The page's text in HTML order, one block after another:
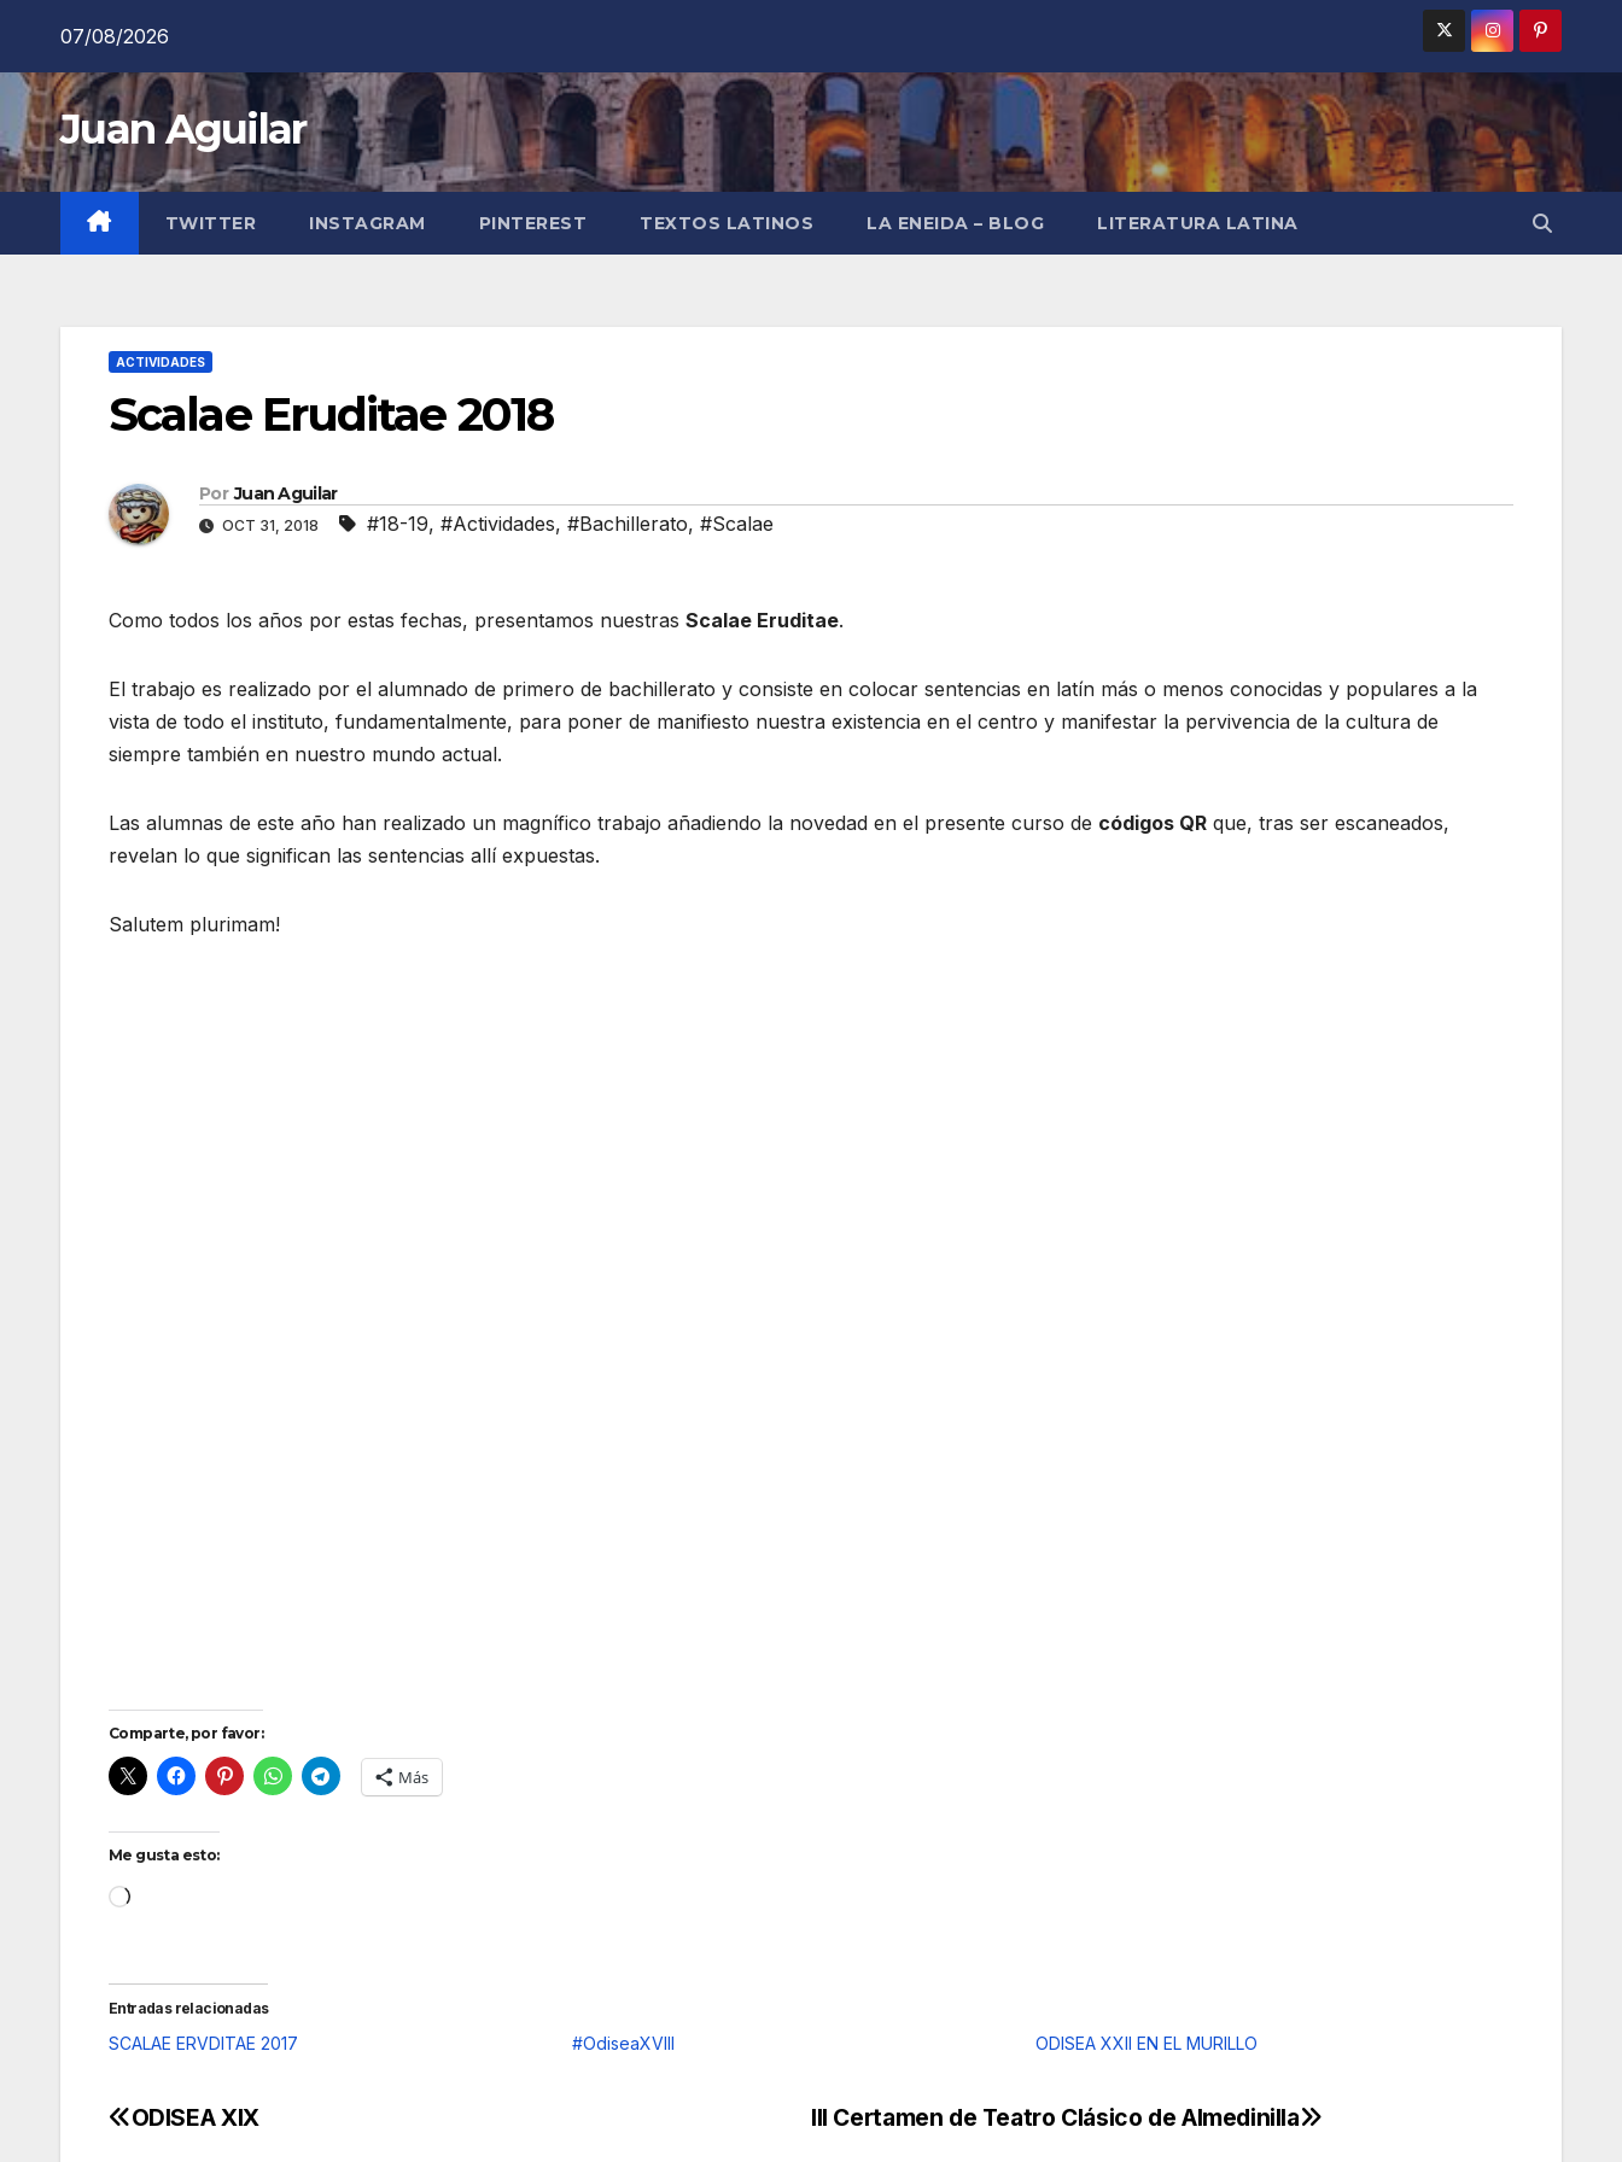
contenido
07/08/2026
Juan Aguilar
TWITTER INSTAGRAM PINTEREST TEXTOS LATINOS LA ENEIDA – BLOG LITERATURA LATINA
ACTIVIDADES
Scalae Eruditae 2018
Por Juan Aguilar
OCT 31, 2018 #18-19, #Actividades, #Bachillerato, #Scalae
Como todos los años por estas fechas, presentamos nuestras Scalae Eruditae.
El trabajo es realizado por el alumnado de primero de bachillerato y consiste en colocar sentencias en latín más o menos conocidas y populares a la
vista de todo el instituto, fundamentalmente, para poner de manifiesto nuestra existencia en el centro y manifestar la pervivencia de la cultura de
siempre también en nuestro mundo actual.
Las alumnas de este año han realizado un magnífico trabajo añadiendo la novedad en el presente curso de códigos QR que, tras ser escaneados,
revelan lo que significan las sentencias allí expuestas.
Salutem plurimam!
Comparte, por favor:
Más
Me gusta esto:
Cargando...
Entradas relacionadas
SCALAE ERVDITAE 2017 #OdiseaXVIII ODISEA XXII EN EL MURILLO
Navegación
III Certamen de Teatro Clásico de Almedinilla
ODISEA XIX